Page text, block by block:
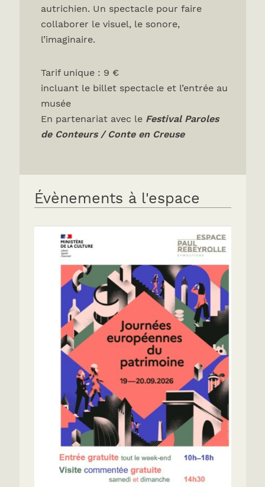
autrichien. Un spectacle pour faire
collaborer le visuel, le sonore,
l’imaginaire.
Tarif unique : 9 €
incluant le billet spectacle et l’entrée au
musée
En partenariat avec le Festival Paroles
de Conteurs / Conte en Creuse
Évènements à l'espace